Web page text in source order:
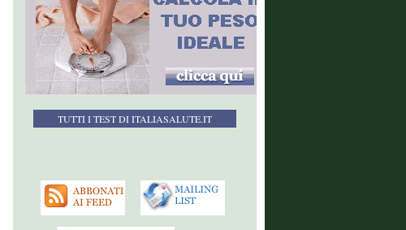
TUTTI I TEST DI ITALIASALUTE.IT